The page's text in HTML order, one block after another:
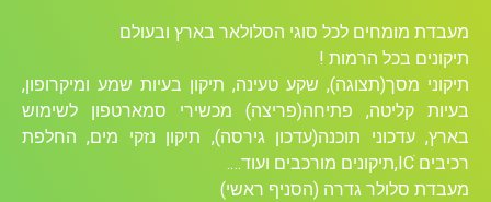
מעבדת מומחים לכל סוגי הסלולאר בארץ ובעולם
תיקונים בכל הרמות !
תיקוני מסך(תצוגה), שקע טעינה, תיקון בעיות שמע ומיקרופון,
בעיות קליטה, פתיחה(פריצה) מכשירי סמארטפון לשימוש
בארץ, עדכוני תוכנה(עדכון גירסה), תיקון נזקי מים, החלפת
רכיבים ICׁ,תיקונים מורכבים ועוד….
מעבדת סלולר גדרה (הסניף ראשי)